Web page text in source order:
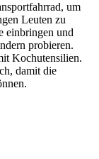
um
Leuten zu
einbringen und
probieren.
Kochutensilien.
damit die